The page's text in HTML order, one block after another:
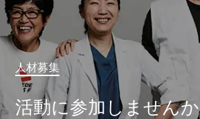
人材募集
活動に参加しませんか